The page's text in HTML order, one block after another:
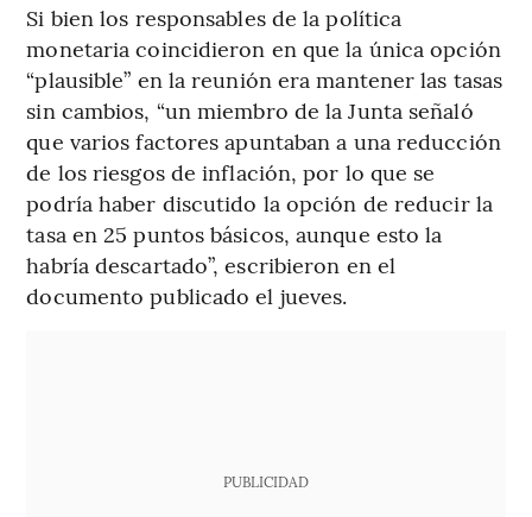
Si bien los responsables de la política
monetaria coincidieron en que la única opción
“plausible” en la reunión era mantener las tasas
sin cambios, “un miembro de la Junta señaló
que varios factores apuntaban a una reducción
de los riesgos de inflación, por lo que se
podría haber discutido la opción de reducir la
tasa en 25 puntos básicos, aunque esto la
habría descartado”, escribieron en el
documento publicado el jueves.
PUBLICIDAD